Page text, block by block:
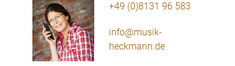
+49 (0)8131 96 583
info@musik-
heckmann.de